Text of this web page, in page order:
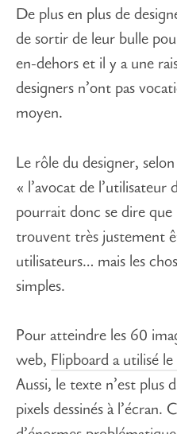
De plus en plus de
de sortir de leur bulle
en-dehors et il y a une
designers n’ont pas
moyen.
Le rôle du designer,
« l’avocat de l’utilisateur
pourrait donc se dire
trouvent très justement
utilisateurs… mais les
simples.
Pour atteindre les 60
web, Flipboard a utilisé le
Aussi, le texte n’est plus
pixels dessinés à l’écran.